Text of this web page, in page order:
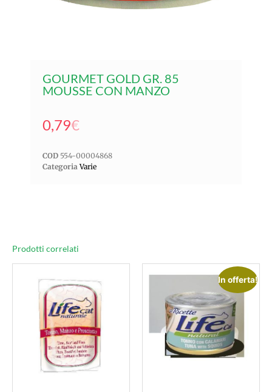
GOURMET GOLD GR. 85
MOUSSE CON MANZO
0,79€
COD 554-00004868
Categoria Varie
Prodotti correlati
In offerta!